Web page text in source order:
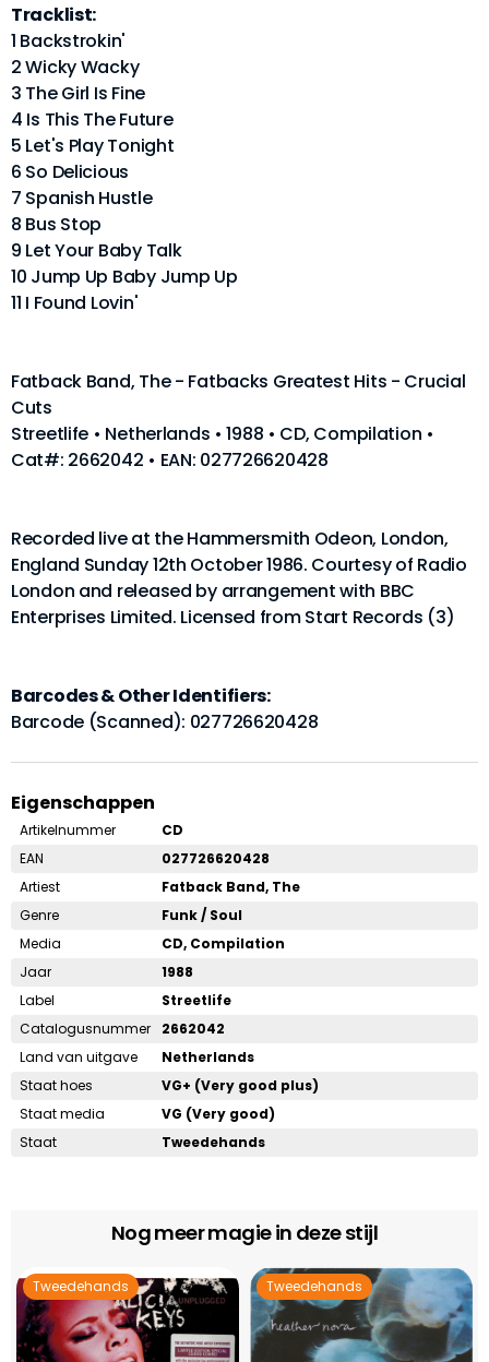
Tracklist:
1 Backstrokin'
2 Wicky Wacky
3 The Girl Is Fine
4 Is This The Future
5 Let's Play Tonight
6 So Delicious
7 Spanish Hustle
8 Bus Stop
9 Let Your Baby Talk
10 Jump Up Baby Jump Up
11 I Found Lovin'
Fatback Band, The - Fatbacks Greatest Hits - Crucial
Cuts
Streetlife • Netherlands • 1988 • CD, Compilation •
Cat#: 2662042 • EAN: 027726620428
Recorded live at the Hammersmith Odeon, London,
England Sunday 12th October 1986. Courtesy of Radio
London and released by arrangement with BBC
Enterprises Limited. Licensed from Start Records (3)
Barcodes & Other Identifiers:
Barcode (Scanned): 027726620428
Eigenschappen
Artikelnummer
CD
EAN
027726620428
Artiest
Fatback Band, The
Genre
Funk / Soul
Media
CD, Compilation
Jaar
1988
Label
Streetlife
Catalogusnummer
2662042
Land van uitgave
Netherlands
Staat hoes
VG+ (Very good plus)
Staat media
VG (Very good)
Staat
Tweedehands
Nog meer magie in deze stijl
Tweedehands Tweedehands